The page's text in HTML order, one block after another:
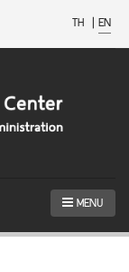
TH | EN
MENU